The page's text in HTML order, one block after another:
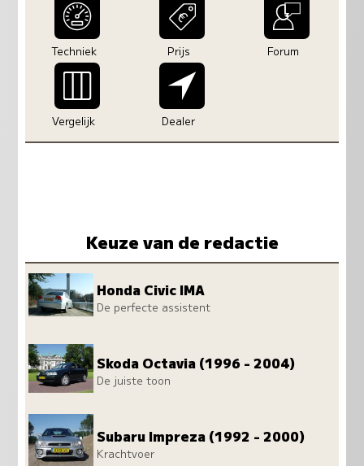
Techniek Prijs Forum
Vergelijk Dealer
Keuze van de redactie
Honda Civic IMA
De perfecte assistent
Skoda Octavia (1996 - 2004)
De juiste toon
Subaru Impreza (1992 - 2000)
Krachtvoer